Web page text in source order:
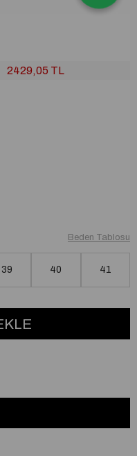
2429,05 TL
Beden Tablosu
39 40 41